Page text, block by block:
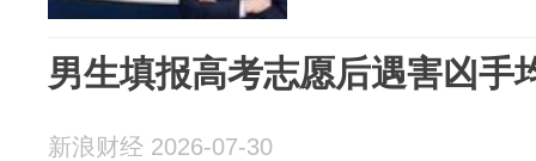
男生填报高考志愿后遇害凶手
新浪财经 2026-07-30